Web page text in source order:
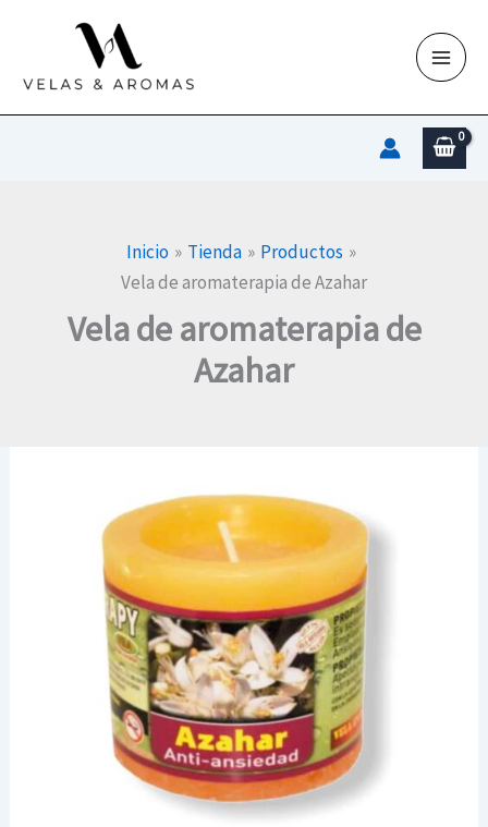
contenido
Inicio Tienda
Productos
Vela de aromaterapia de Azahar
Vela de aromaterapia de
Azahar